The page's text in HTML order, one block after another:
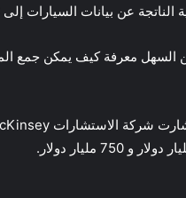
السهل معرفة كيف يمكن جمع